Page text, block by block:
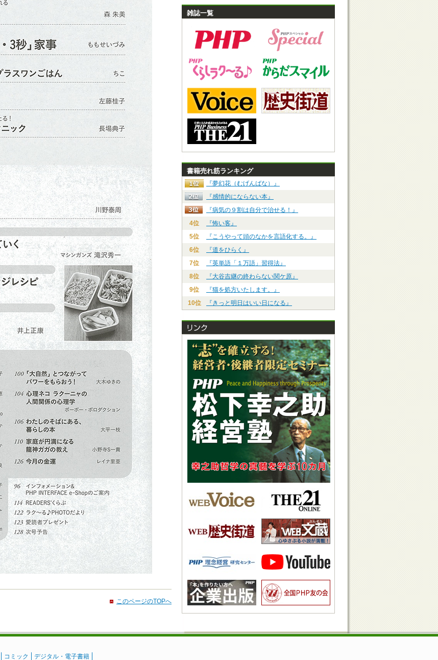
このページのTOPへ
雑誌一覧
書籍売れ筋ランキング
『夢幻花（むげんばな）』
『感情的にならない本』
『病気の９割は自分で治せる！』
4位
『怖い客』
5位
『こうやって頭のなかを言語化する。』
6位
『道をひらく』
7位
『英単語「１万語」習得法』
8位
『大谷吉継の終わらない関ケ原』
9位
『猫を処方いたします。』
10位
『きっと明日はいい日になる』
コミック デジタル・電子書籍